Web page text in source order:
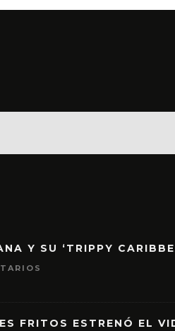
Y SU ‘TRIPPY
FRITOS ESTRENÓ EL